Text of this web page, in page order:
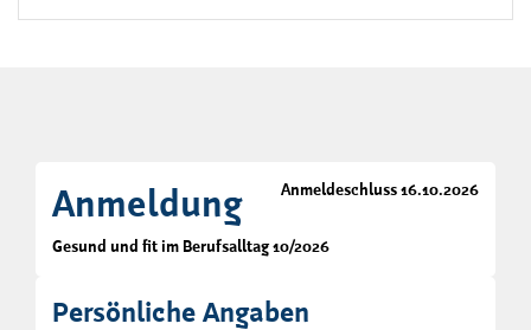
Anmeldung Anmeldeschluss 16.10.2026
Gesund und fit im Berufsalltag 10/2026
Persönliche Angaben